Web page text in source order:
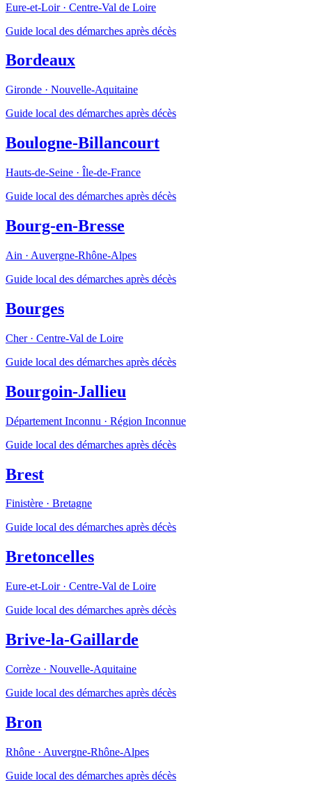
Eure-et-Loir· Centre-Val de Loire
Guide local des démarches après décès
Bordeaux
Gironde · Nouvelle-Aquitaine
Guide local des démarches après décès
Boulogne-Billancourt
Hauts-de-Seine · Île-de-France
Guide local des démarches après décès
Bourg-en-Bresse
Ain · Auvergne-Rhône-Alpes
Guide local des démarches après décès
Bourges
Cher· Centre-Val de Loire
Guide local des démarches après décès
Bourgoin-Jallieu
Département Inconnu · Région Inconnue
Guide local des démarches après décès
Brest
Finistère · Bretagne
Guide local des démarches après décès
Bretoncelles
Eure-et-Loir· Centre-Val de Loire
Guide local des démarches après décès
Brive-la-Gaillarde
Corrèze · Nouvelle-Aquitaine
Guide local des démarches après décès
Bron
Rhône · Auvergne-Rhône-Alpes
Guide local des démarches après décès